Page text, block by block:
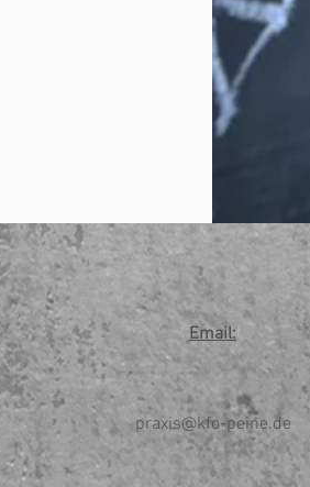
Email:
praxis@kfo-peine.de